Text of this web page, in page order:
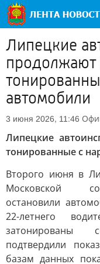
Липецкие
продолжают
автомобили
3 июня 2026, 11:46
Липецкие
тонированные с
Второго июня в
Московской
остановили
22-летнего
затонированы
подтвердили
базам данных